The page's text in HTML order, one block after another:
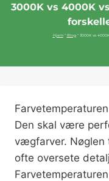
3000K vs 4000K
Hjem" Blog" 3000K vs
Den skal være
vægfarver. Nøglen
ofte oversete